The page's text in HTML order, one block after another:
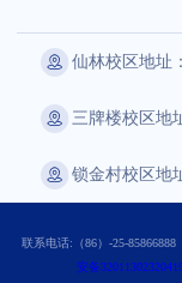
仙林校区地址
三牌楼校区地
锁金村校区地
联系电话:（86）-25-85866888
安备